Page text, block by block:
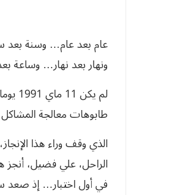
عام بعد عام… وسنة
ونهار بعد نهار… وساعة بعد
لم
طابوهات معالجة المشاكل
الذي وقف وراء هذا
الراحل، علي فضيل،